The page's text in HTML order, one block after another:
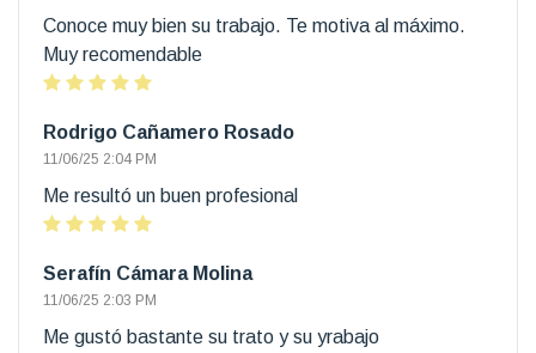
Conoce muy bien su trabajo. Te motiva al máximo.
Muy recomendable
Rodrigo Cañamero Rosado
11/06/25 2:04 PM
Me resultó un buen profesional
Serafín Cámara Molina
11/06/25 2:03 PM
Me gustó bastante su trato y su yrabajo